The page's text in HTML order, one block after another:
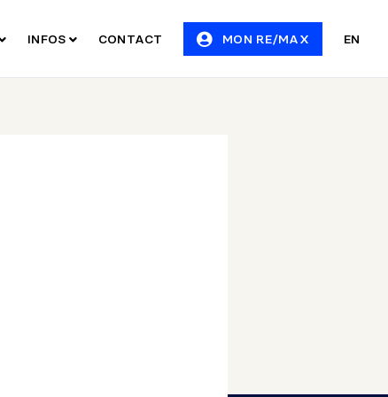
INFOS CONTACT MON RE/MAX EN